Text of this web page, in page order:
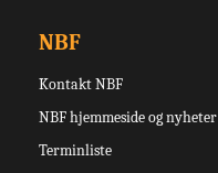
NBF
Kontakt NBF
NBF hjemmeside og nyheter
Terminliste